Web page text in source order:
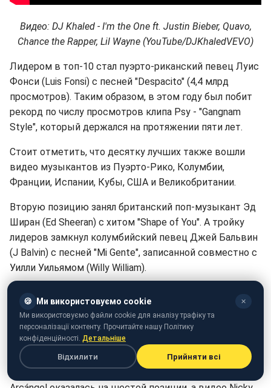
Видео: DJ Khaled - I'm the One ft. Justin Bieber, Quavo,
Chance the Rapper, Lil Wayne (YouTube/DJKhaledVEVO)
Лидером в топ-10 стал пуэрто-риканский певец Луис
Фонси (Luis Fonsi) с песней "Despacito" (4,4 млрд
просмотров). Таким образом, в этом году был побит
рекорд по числу просмотров клипа Psy - "Gangnam
Style", который держался на протяжении пяти лет.
Стоит отметить, что десятку лучших также вошли
видео музыкантов из Пуэрто-Рико, Колумбии,
Франции, Испании, Кубы, США и Великобритании.
Вторую позицию занял британский поп-музыкант Эд
Ширан (Ed Sheeran) с хитом "Shape of You". А тройку
лидеров замкнул колумбийский певец Джей Бальвин
(J Balvin) с песней "Mi Gente", записанной совместно с
Уилли Уильямом (Willy William).
Малума с песней "Felices los 4".
Клип американского исполнителя Бруно Марса (Bruno
Mars) на песню "That’s What I Like" занял пятое место.
Песня Chris Jeday – "Ahora Dice" ft. J. Balvin, Ozuna,
🍪 Ми використовуємо cookie ✕
Ми використовуємо файли cookie для аналізу трафіку та
персоналізації контенту. Прочитайте нашу Політику
конфіденційності. Детальніше
Відхилити Прийняти всі